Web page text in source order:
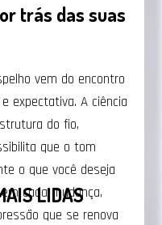
trás das suas
vem do encontro
expectativa. A ciência
do fio,
que o tom
o que você deseja
cada mudança,
que se renova
LIDAS